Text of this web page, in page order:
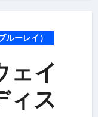
ーレイ）
ェイ
ィス